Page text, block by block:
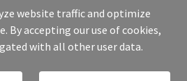
Services - All Rights Reserved.
website traffic and optimize
By accepting our use of cookies,
with all other user data.